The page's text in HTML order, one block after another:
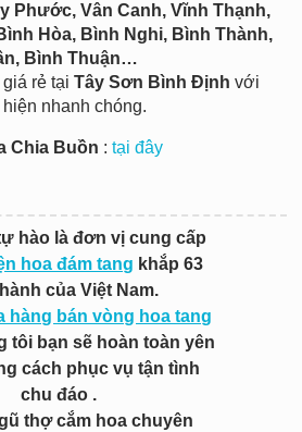
Phước, Vân Canh, Vĩnh Thạnh,
Hòa, Bình Nghi, Bình Thành,
Bình Thuận…
rẻ tại Tây Sơn Bình Định với
nhanh chóng.
Chia Buồn : tại đây
hào là đơn vị cung cấp
hoa đám tang khắp 63
của Việt Nam.
hàng bán vòng hoa tang
tôi bạn sẽ hoàn toàn yên
cách phục vụ tận tình
chu đáo .
thợ cắm hoa chuyên